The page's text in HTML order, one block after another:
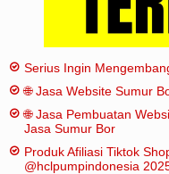
Serius Ingin
🌐 Jasa Website Sumur
🌐 Jasa Pembuatan
Jasa Sumur Bor
Produk Afiliasi Tiktok
@hclpumpindonesia